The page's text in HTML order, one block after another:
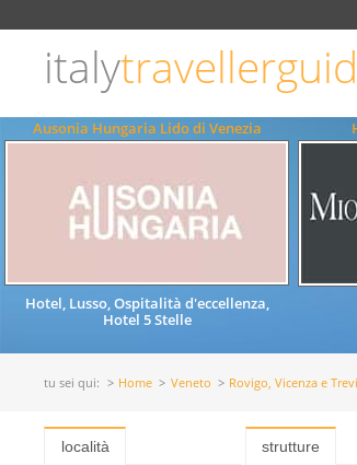
italy
Ausonia Hungaria Lido di Venezia
Hotel, Lusso, Ospitalità d'eccellenza,
Hotel 5 Stelle
tu sei qui: Home Veneto Rovigo, Vicenza e
località
strutture
lingua
ITALIANO
ENGLISH